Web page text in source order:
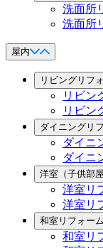
洗面所
洗面所
屋内
リビングリフ
リビン
リビン
ダイニングリ
ダイニ
ダイニ
洋室（子供部
洋室リ
洋室リ
和室リフォーム
和室リ